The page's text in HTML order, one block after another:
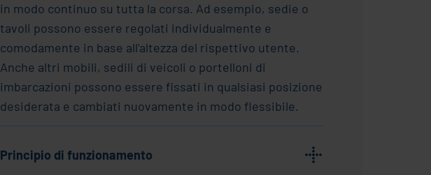
in modo continuo su tutta la corsa. Ad esempio, sedie o
tavoli possono essere regolati individualmente e
comodamente in base all'altezza del rispettivo utente.
Anche altri mobili, sedili di veicoli o portelloni di
imbarcazioni possono essere fissati in qualsiasi posizione
desiderata e cambiati nuovamente in modo flessibile.
Principio di funzionamento